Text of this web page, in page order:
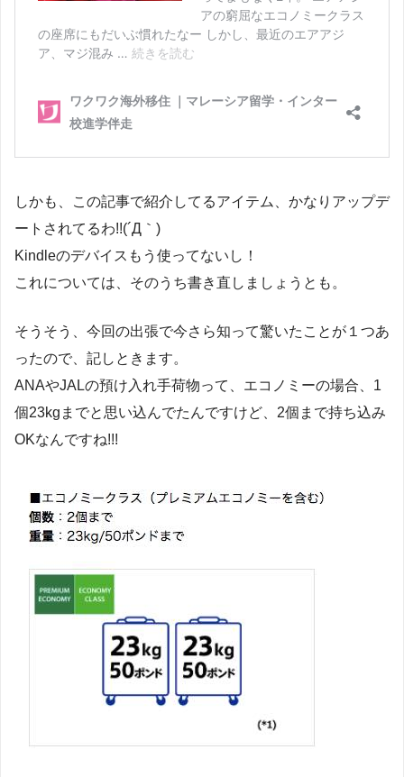
しかも、この記事で紹介してるアイテム、かなりアップデ
ートされてるわ!!(´Д｀)
Kindleのデバイスもう使ってないし！
これについては、そのうち書き直しましょうとも。
そうそう、今回の出張で今さら知って驚いたことが１つあ
ったので、記しときます。
ANAやJALの預け入れ手荷物って、エコノミーの場合、1
個23kgまでと思い込んでたんですけど、2個まで持ち込み
OKなんですね!!!